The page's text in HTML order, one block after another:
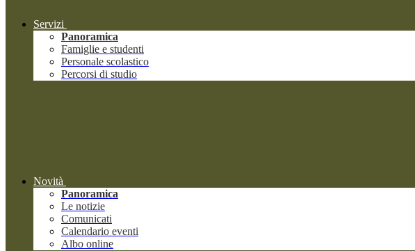
Servizi
Panoramica
Famiglie e studenti
Personale scolastico
Percorsi di studio
Novità
Panoramica
Le notizie
Comunicati
Calendario eventi
Albo online